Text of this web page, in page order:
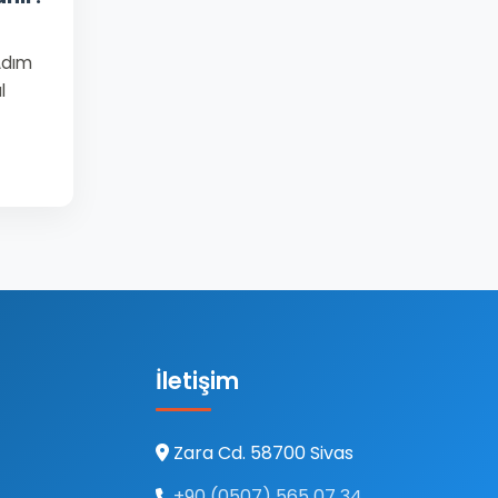
İletişim
Zara Cd. 58700 Sivas